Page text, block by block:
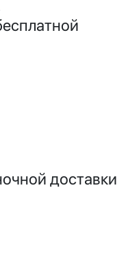
доставки